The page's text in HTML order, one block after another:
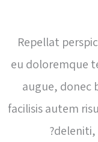
Repellat
eu doloremque
augue, donec
facilisis autem
deleniti,